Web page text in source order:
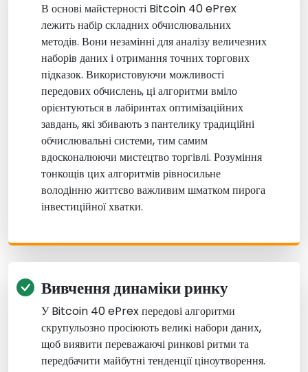
В основі майстерності Bitcoin 40 ePrex
лежить набір складних обчислювальних
методів. Вони незамінні для аналізу величезних
наборів даних і отримання точних торгових
підказок. Використовуючи можливості
передових обчислень, ці алгоритми вміло
орієнтуються в лабіринтах оптимізаційних
завдань, які збивають з пантелику традиційні
обчислювальні системи, тим самим
вдосконалюючи мистецтво торгівлі. Розуміння
тонкощів цих алгоритмів рівносильне
володінню життєво важливим шматком пирога
інвестиційної хватки.
Вивчення динаміки ринку
У Bitcoin 40 ePrex передові алгоритми
скрупульозно просіюють великі набори даних,
щоб виявити переважаючі ринкові ритми та
передбачити майбутні тенденції ціноутворення.